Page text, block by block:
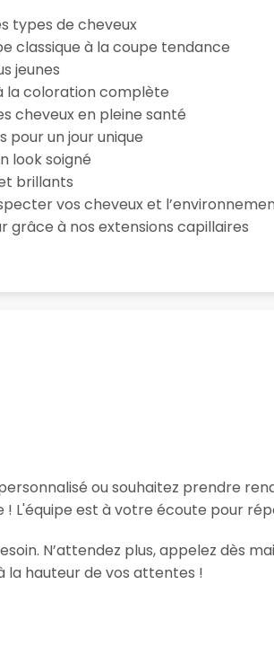
types de cheveux
classique à la coupe tendance
jeunes
la coloration complète
cheveux en pleine santé
pour un jour unique
look soigné
brillants
vos cheveux et
grâce à nos extensions capillaires
ou souhaitez prendre
est à votre écoute pour
N’attendez plus, appelez dès
la hauteur de vos attentes !